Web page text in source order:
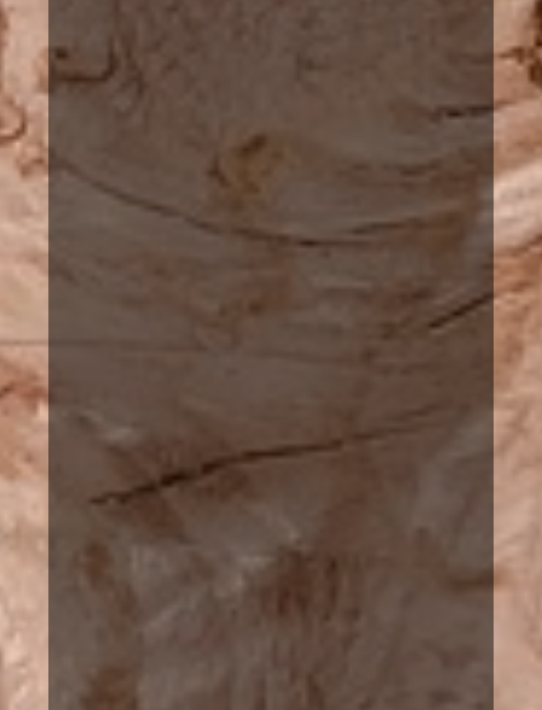
sijaitsevat Joroisissa ja Pieksämäellä
Savossa.
Lupa
Kaijonselän mökit ovat ehkä paras tapa
ja nauttia Suomen luonnosta.
sijaitsevat Joroisissa ja Pieksämäellä
Savossa.